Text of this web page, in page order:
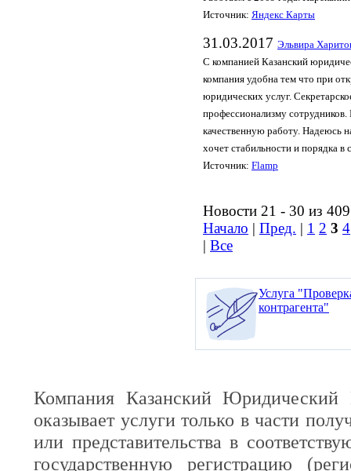
Источник: Яндекс Карты
31.03.2017 Эльвира
С компанией Казанский
компания удобна тем что при
юридических услуг.
профессионализму
качественную работу. Надеюсь
хочет стабильности и порядка в
Источник: Flamp
Новости 21 - 30 из 409
Начало | Пред. | 1 2 3 4
| Все
Услуга
контрагента"
Компания Казанский Юридический
оказывает услуги только в части
или представительства в
государственную регистрацию